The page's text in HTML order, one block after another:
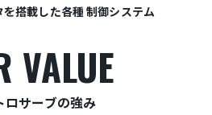
搭載した各種 制御システム
VALUE
ロサーブの強み